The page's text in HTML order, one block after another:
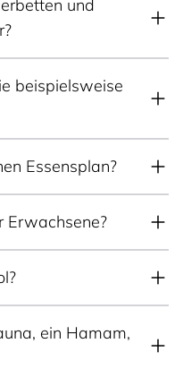
und
beispielsweise
Essensplan?
Erwachsene?
ein Hamam,